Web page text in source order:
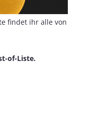
findet ihr alle von
of-Liste.